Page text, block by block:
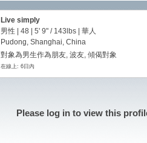
Live simply
男性 | 48 | 5' 9" / 143lbs | 華人
Pudong, Shanghai, China
對象為男生作為朋友, 波友, 傾偈對象
在線上: 6日內
Please log in to view this